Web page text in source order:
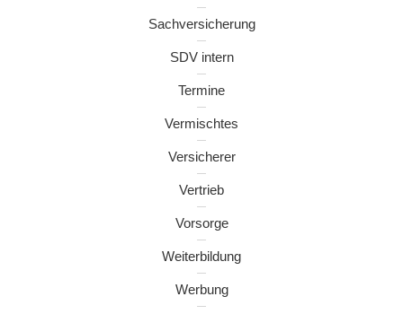
Sachversicherung
SDV intern
Termine
Vermischtes
Versicherer
Vertrieb
Vorsorge
Weiterbildung
Werbung